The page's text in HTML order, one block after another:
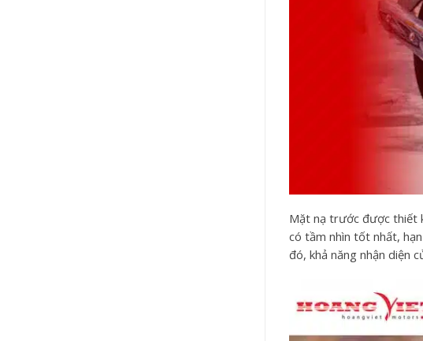
Mặt nạ trước được thiết
có tầm nhìn tốt nhất,
đó, khả năng nhận diện